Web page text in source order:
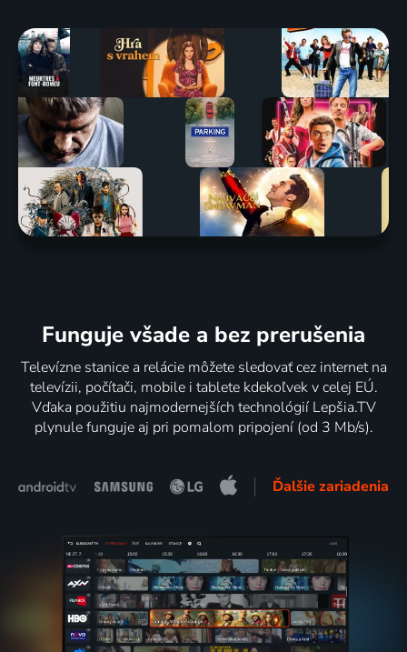
Funguje všade a bez prerušenia
Televízne stanice a relácie môžete sledovať cez internet na
televízii, počítači, mobile i tablete kdekoľvek v celej EÚ.
Vďaka použitiu najmodernejších technológií Lepšia.TV
plynule funguje aj pri pomalom pripojení (od 3 Mb/s).
Ďalšie zariadenia